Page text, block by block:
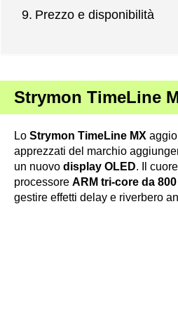
Prezzo e disponibilità
Strymon TimeLine
Lo Strymon TimeLine MX
apprezzati del marchio
un nuovo display OLED. Il
processore ARM tri-core da 800
gestire effetti delay e riverbero